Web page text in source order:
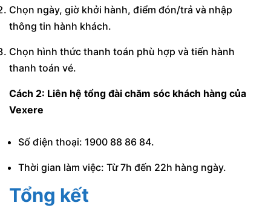
Chọn ngày, giờ khởi hành, điểm đón/trả và nhập
thông tin hành khách.
Chọn hình thức thanh toán phù hợp và tiến hành
thanh toán vé.
Cách 2: Liên hệ tổng đài chăm sóc khách hàng của
Vexere
Số điện thoại: 1900 88 86 84.
Thời gian làm việc: Từ 7h đến 22h hàng ngày.
Tổng kết